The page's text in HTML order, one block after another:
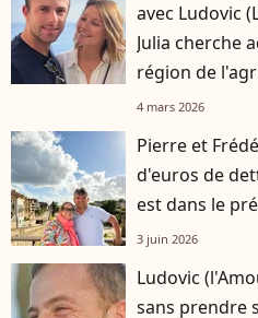
avec Ludovic
Julia cherche
région de
4 mars 2026
Pierre et
d'euros de
est dans le
3 juin 2026
Ludovic
sans prendre